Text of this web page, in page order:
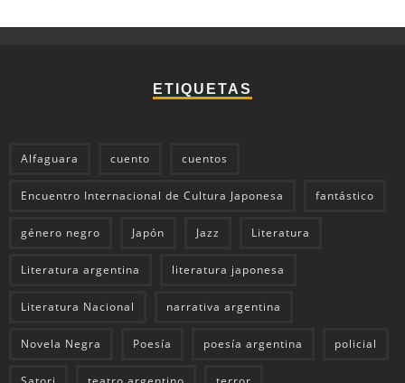
ETIQUETAS
Alfaguara cuento cuentos
Encuentro Internacional de Cultura Japonesa fantástico
género negro Japón Jazz Literatura
Literatura argentina literatura japonesa
Literatura Nacional narrativa argentina
Novela Negra Poesía poesía argentina policial